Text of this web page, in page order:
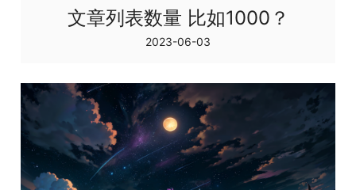
文章列表数量 比如1000？
2023-06-03